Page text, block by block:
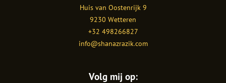
Huis van Oostenrijk 9
9230 Wetteren
+32 498266827
info@shanazrazik.com
Volg mij op: